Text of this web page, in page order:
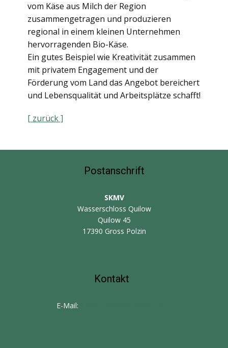
vom Käse aus Milch der Region
zusammengetragen und produzieren
regional in einem kleinen Unternehmen
hervorragenden Bio-Käse.
Ein gutes Beispiel wie Kreativität zusammen
mit privatem Engagement und der
Förderung vom Land das Angebot bereichert
und Lebensqualität und Arbeitsplätze schafft!
[ zurück ]
Postanschrift
SKMV
Wasserschloss Quilow
Quilow 45
17390 Gross Polzin
Kontakt
E-Mail: